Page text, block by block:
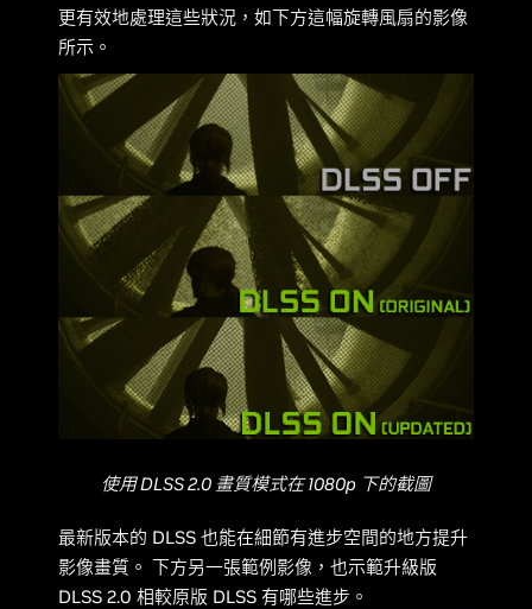
更有效地處理這些狀況，如下方這幅旋轉風扇的影像
所示。
使用 DLSS 2.0 畫質模式在 1080p 下的截圖
最新版本的 DLSS 也能在細節有進步空間的地方提升
影像畫質。 下方另一張範例影像，也示範升級版
DLSS 2.0 相較原版 DLSS 有哪些進步。